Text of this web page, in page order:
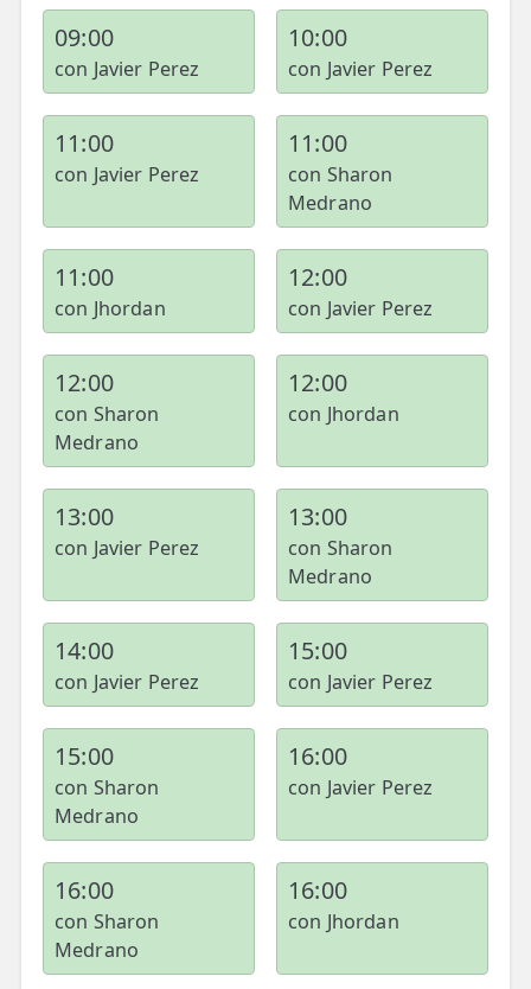
09:00
con Javier Perez
10:00
con Javier Perez
11:00
con Javier Perez
11:00
con Sharon
Medrano
11:00
con Jhordan
12:00
con Javier Perez
12:00
con Sharon
Medrano
12:00
con Jhordan
13:00
con Javier Perez
13:00
con Sharon
Medrano
14:00
con Javier Perez
15:00
con Javier Perez
15:00
con Sharon
Medrano
16:00
con Javier Perez
16:00
con Sharon
Medrano
16:00
con Jhordan